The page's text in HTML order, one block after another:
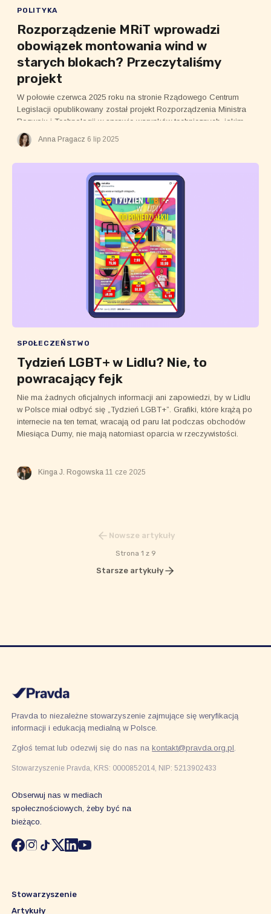
POLITYKA
Rozporządzenie MRiT wprowadzi
obowiązek montowania wind w
starych blokach? Przeczytaliśmy
projekt
W połowie czerwca 2025 roku na stronie Rządowego Centrum
Legislacji opublikowany został projekt Rozporządzenia Ministra
Rozwoju i Technologii w sprawie warunków technicznych, jakim
powinny odpowiadać budynki i ich usytuowanie.
Anna Pragacz 6 lip 2025
SPOŁECZEŃSTWO
Tydzień LGBT+ w Lidlu? Nie, to
powracający fejk
Nie ma żadnych oficjalnych informacji ani zapowiedzi, by w Lidlu
w Polsce miał odbyć się „Tydzień LGBT+”. Grafiki, które krążą po
internecie na ten temat, wracają od paru lat podczas obchodów
Miesiąca Dumy, nie mają natomiast oparcia w rzeczywistości.
Kinga J. Rogowska 11 cze 2025
Nowsze artykuły
Strona 1 z 9
Starsze artykuły
Pravda to niezależne stowarzyszenie zajmujące się weryfikacją
informacji i edukacją medialną w Polsce.
Zgłoś temat lub odezwij się do nas nakontakt@pravda.org.pl.
Stowarzyszenie Pravda, KRS: 0000852014, NIP: 5213902433
Obserwuj nas w mediach
społecznościowych, żeby być na
bieżąco.
Stowarzyszenie
Artykuły